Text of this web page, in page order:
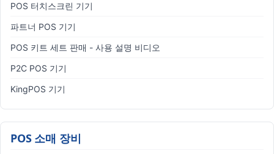
POS 터치스크린 기기
파트너 POS 기기
POS 키트 세트 판매 - 사용 설명 비디오
P2C POS 기기
KingPOS 기기
POS 소매 장비